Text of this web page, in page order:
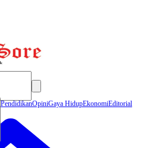
PendidikanOpiniGaya HidupEkonomiEditorial